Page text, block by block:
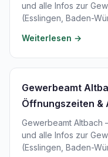
und alle Infos zur
(Esslingen, Baden-
Weiterlesen →
Gewerbeamt
Öffnungszeiten &
Gewerbeamt Altbach
und alle Infos zur
(Esslingen, Baden-